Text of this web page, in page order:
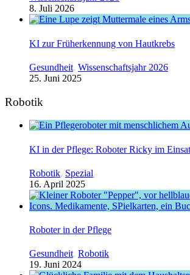
8. Juli 2026
KI zur Früherkennung von Hautkrebs
Gesundheit, Wissenschaftsjahr 2026
25. Juni 2025
Robotik
KI in der Pflege: Roboter Ricky im
Robotik, Spezial
16. April 2025
Roboter in der Pflege
Gesundheit, Robotik
19. Juni 2024